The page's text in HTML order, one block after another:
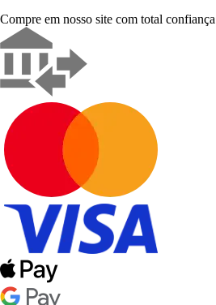
Compre em nosso site com total confiança